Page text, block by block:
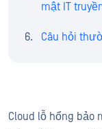
mật IT
Câu hỏi
Cloud lỗ hổng bảo